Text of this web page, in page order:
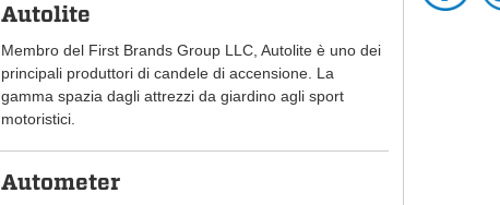
Autolite
Membro del First Brands Group LLC, Autolite è uno dei
principali produttori di candele di accensione. La
gamma spazia dagli attrezzi da giardino agli sport
motoristici.
Autometer